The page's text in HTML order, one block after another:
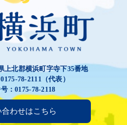
上北郡横浜町字寺下35番地
78-2111（代表）
：0175-78-2118
合わせはこちら